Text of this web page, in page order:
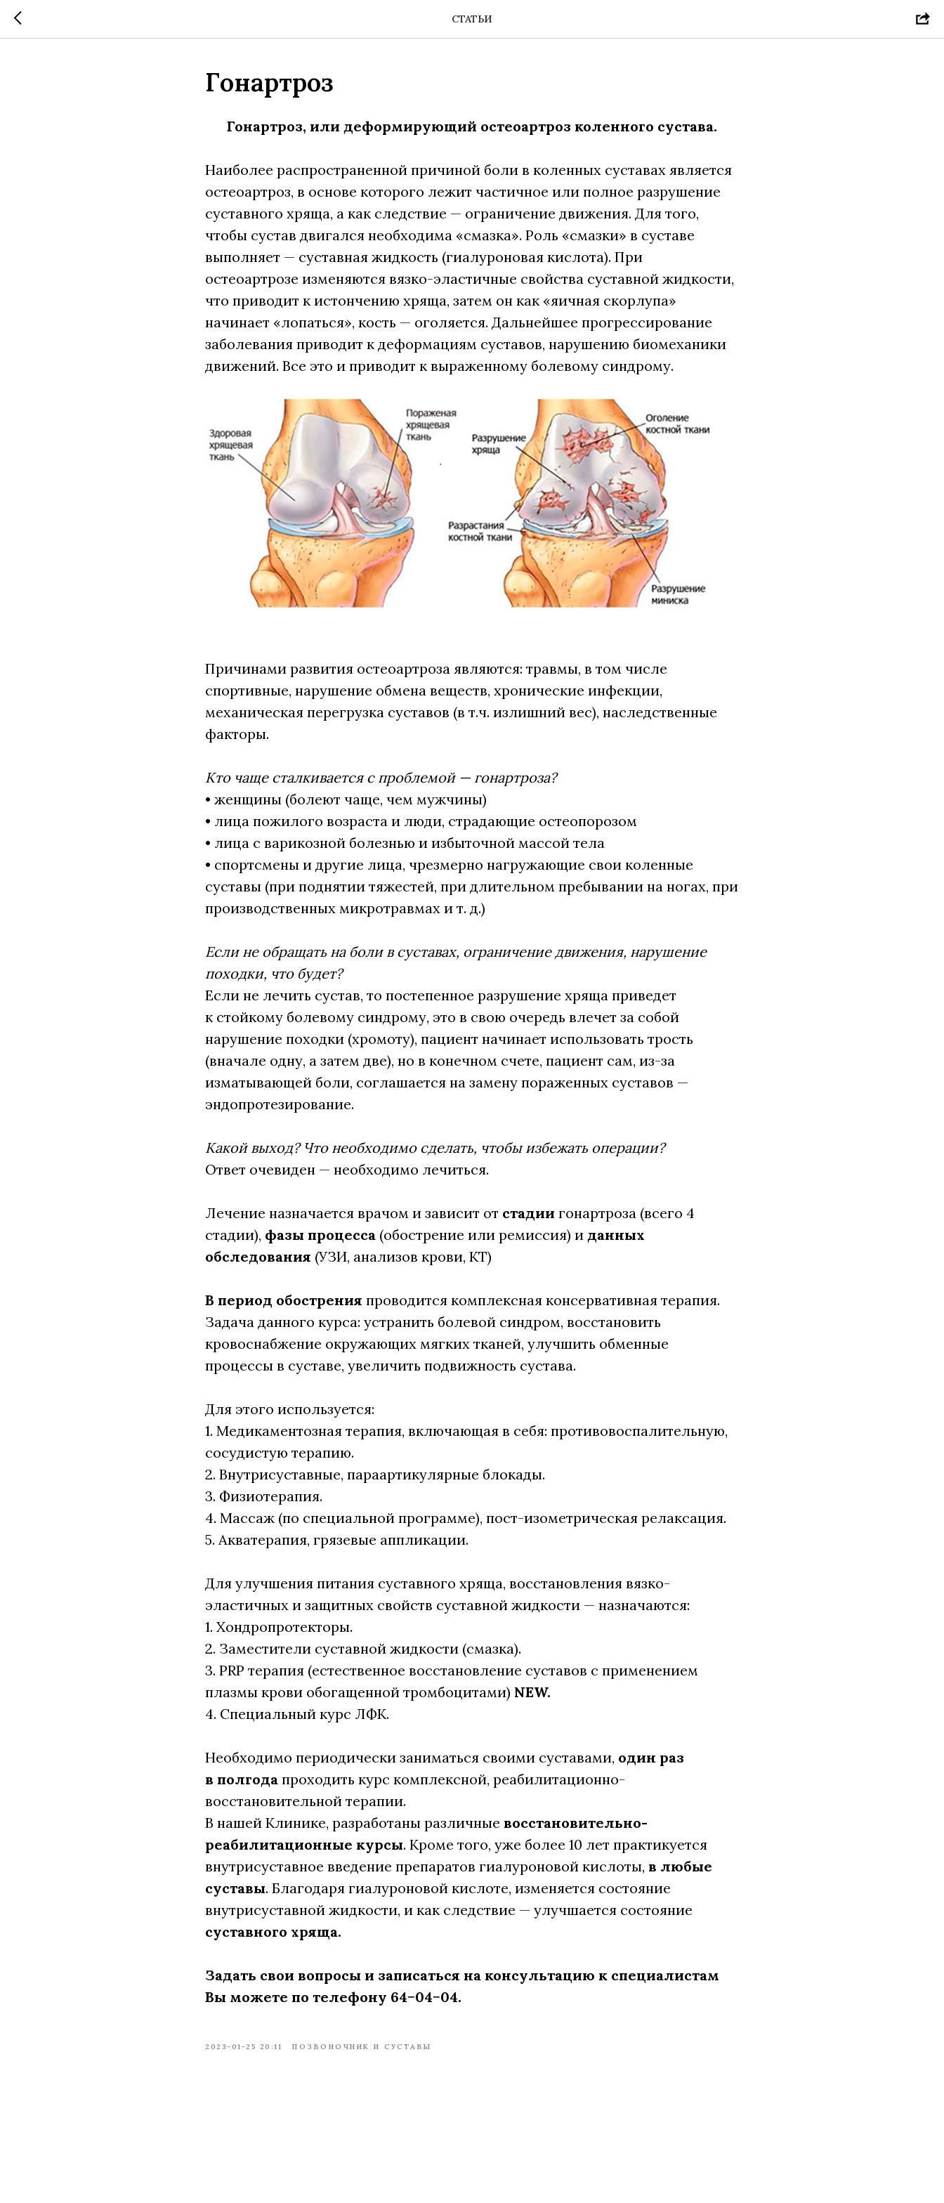
СТАТЬИ
Гонартроз
Гонартроз, или деформирующий остеоартроз коленного сустава.
Наиболее распространенной причиной боли в коленных суставах является
остеоартроз, в основе которого лежит частичное или полное разрушение
суставного хряща, а как следствие — ограничение движения. Для того,
чтобы сустав двигался необходима «смазка». Роль «смазки» в суставе
выполняет — суставная жидкость (гиалуроновая кислота). При
остеоартрозе изменяются вязко-эластичные свойства суставной жидкости,
что приводит к истончению хряща, затем он как «яичная скорлупа»
начинает «лопаться», кость — оголяется. Дальнейшее прогрессирование
заболевания приводит к деформациям суставов, нарушению биомеханики
движений. Все это и приводит к выраженному болевому синдрому.
Причинами развития остеоартроза являются: травмы, в том числе
спортивные, нарушение обмена веществ, хронические инфекции,
механическая перегрузка суставов (в т.ч. излишний вес), наследственные
факторы.
Кто чаще сталкивается с проблемой — гонартроза?
• женщины (болеют чаще, чем мужчины)
• лица пожилого возраста и люди, страдающие остеопорозом
• лица с варикозной болезнью и избыточной массой тела
• спортсмены и другие лица, чрезмерно нагружающие свои коленные
суставы (при поднятии тяжестей, при длительном пребывании на ногах, при
производственных микротравмах и т. д.)
Если не обращать на боли в суставах, ограничение движения, нарушение
походки, что будет?
Если не лечить сустав, то постепенное разрушение хряща приведет
к стойкому болевому синдрому, это в свою очередь влечет за собой
нарушение походки (хромоту), пациент начинает использовать трость
(вначале одну, а затем две), но в конечном счете, пациент сам, из-за
изматывающей боли, соглашается на замену пораженных суставов —
эндопротезирование.
Какой выход? Что необходимо сделать, чтобы избежать операции?
Ответ очевиден — необходимо лечиться.
Лечение назначается врачом и зависит от стадии гонартроза (всего 4
стадии), фазы процесса (обострение или ремиссия) и данных
обследования (УЗИ, анализов крови, КТ)
В период обострения проводится комплексная консервативная терапия.
Задача данного курса: устранить болевой синдром, восстановить
кровоснабжение окружающих мягких тканей, улучшить обменные
процессы в суставе, увеличить подвижность сустава.
Для этого используется:
1. Медикаментозная терапия, включающая в себя: противовоспалительную,
сосудистую терапию.
2. Внутрисуставные, параартикулярные блокады.
3. Физиотерапия.
4. Массаж (по специальной программе), пост-изометрическая релаксация.
5. Акватерапия, грязевые аппликации.
Для улучшения питания суставного хряща, восстановления вязко-
эластичных и защитных свойств суставной жидкости — назначаются:
1. Хондропротекторы.
2. Заместители суставной жидкости (смазка).
3. PRP терапия (естественное восстановление суставов с применением
плазмы крови обогащенной тромбоцитами) NEW.
4. Специальный курс ЛФК.
Необходимо периодически заниматься своими суставами, один раз
в полгода проходить курс комплексной, реабилитационно-
восстановительной терапии.
В нашей Клинике, разработаны различные восстановительно-
реабилитационные курсы. Кроме того, уже более 10 лет практикуется
внутрисуставное введение препаратов гиалуроновой кислоты, в любые
суставы. Благодаря гиалуроновой кислоте, изменяется состояние
внутрисуставной жидкости, и как следствие — улучшается состояние
суставного хряща.
Задать свои вопросы и записаться на консультацию к специалистам
Вы можете по телефону 64−04−04.
2023-01-25 20:11 ПОЗВОНОЧНИК И СУСТАВЫ